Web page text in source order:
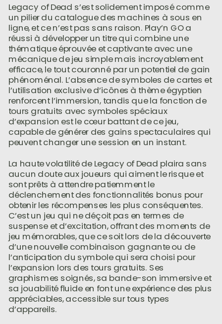
Legacy of Dead s’est solidement imposé comme
un pilier du catalogue des machines à sous en
ligne, et ce n’est pas sans raison. Play’n GO a
réussi à développer un titre qui combine une
thématique éprouvée et captivante avec une
mécanique de jeu simple mais incroyablement
efficace, le tout couronné par un potentiel de gain
phénoménal. L’absence de symboles de cartes et
l’utilisation exclusive d’icônes à thème égyptien
renforcent l’immersion, tandis que la fonction de
tours gratuits avec symboles spéciaux
d’expansion est le cœur battant de ce jeu,
capable de générer des gains spectaculaires qui
peuvent changer une session en un instant.
La haute volatilité de Legacy of Dead plaira sans
aucun doute aux joueurs qui aiment le risque et
sont prêts à attendre patiemment le
déclenchement des fonctionnalités bonus pour
obtenir les récompenses les plus conséquentes.
C’est un jeu qui ne déçoit pas en termes de
suspense et d’excitation, offrant des moments de
jeu mémorables, que ce soit lors de la découverte
d’une nouvelle combinaison gagnante ou de
l’anticipation du symbole qui sera choisi pour
l’expansion lors des tours gratuits. Ses
graphismes soignés, sa bande-son immersive et
sa jouabilité fluide en font une expérience des plus
appréciables, accessible sur tous types
d’appareils.